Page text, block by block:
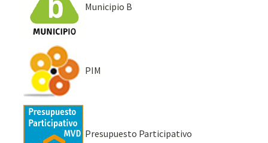
Municipio B
PIM
Presupuesto Participativo